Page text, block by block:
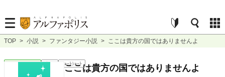
TOP > 小説 > ファンタジー小説 > ここは貴方の国ではありませんよ
ファンタジー 完結 ｼｮｰﾄｼｮｰﾄ
ここは貴方の国ではありませんよ